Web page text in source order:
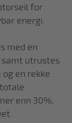
for
energi.
med en
samt utrustes
en rekke
enn 30%,